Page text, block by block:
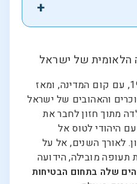
הלאומית של ישראל
אל על הוקמה בשנת 1948, עם קום המדינה, ומאז
והאהובים של ישראל
מתוך חזון לחבר את
היהודי לטוס אל
לאורך השנים, אל על
מובילה, הידועה
שלה בתחום הבטיחות